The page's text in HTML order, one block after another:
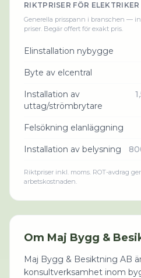
RIKTPRISER FÖR ELEKTRIKER
Generella prisspann i branschen —
priser. Begär offert för exakt pris.
Elinstallation nybygge
Byte av elcentral
Installation av
uttag/strömbrytare
Felsökning elanläggning
Installation av belysning
Riktpriser inkl. moms. ROT-avdrag
arbetskostnaden.
Om Maj Bygg &
Maj Bygg & Besiktning AB
konsultverksamhet inom